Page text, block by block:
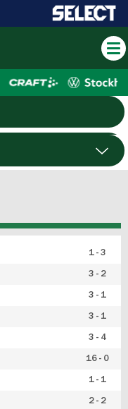
1 - 3
3 - 2
3 - 1
3 - 1
3 - 4
16 - 0
1 - 1
2 - 2